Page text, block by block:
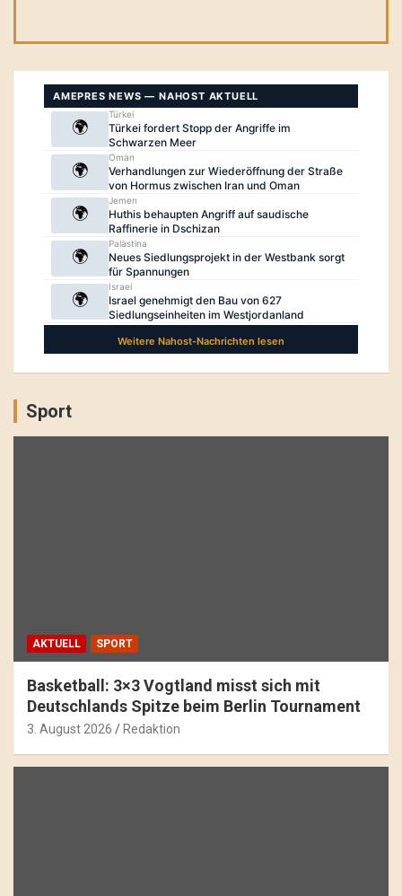
Sport
AKTUELL SPORT
Basketball: 3×3 Vogtland misst sich mit
Deutschlands Spitze beim Berlin Tournament
3. August 2026 Redaktion